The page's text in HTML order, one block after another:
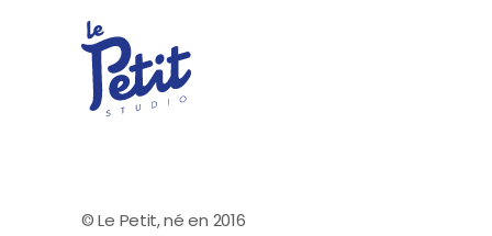
© Le Petit, né en 2016